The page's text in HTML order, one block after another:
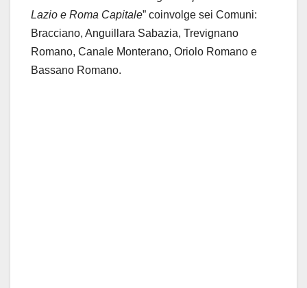
Lazio e Roma Capitale” coinvolge sei Comuni:
Bracciano, Anguillara Sabazia, Trevignano
Romano, Canale Monterano, Oriolo Romano e
Bassano Romano.